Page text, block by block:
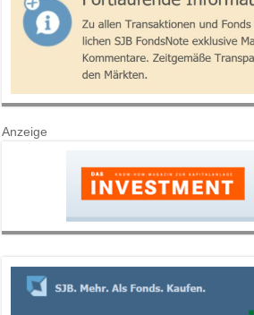
Anzeige